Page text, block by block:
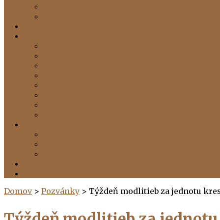
Domov> Pozvánky > Týždeň modlitieb za jednotu